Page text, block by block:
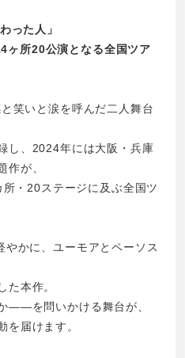
った人」
所20公演となる全国ツア
笑いと涙を呼んだ二人舞台
し、2024年には大阪・兵庫
作が、
・20ステージに及ぶ全国ツ
やかに、ユーモアとペーソス
た本作。
――を問いかける舞台が、
を届けます。